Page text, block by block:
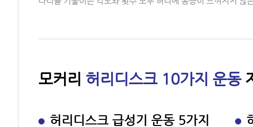
모커리 허리디스크 10가지 운동
허리디스크 급성기 운동 5가지